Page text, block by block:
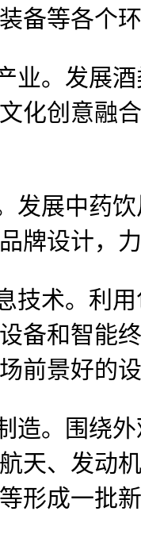
备等各个
。发展酒
化创意融
展中药饮
牌设计，
术。利用
备和智能
前景好的
。围绕外
天、发动
形成一批新